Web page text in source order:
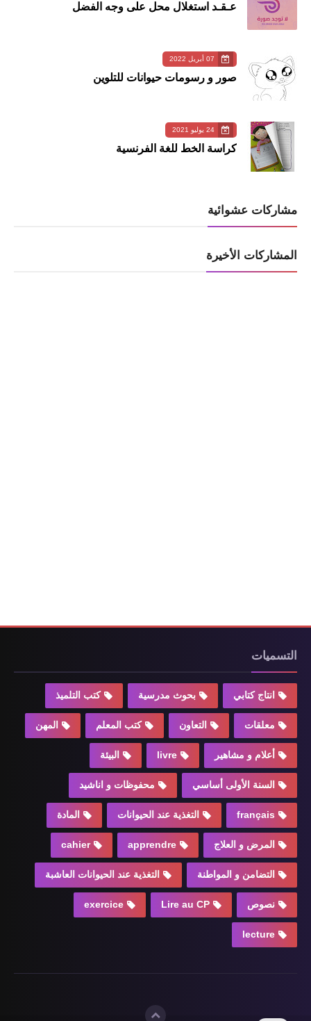
عـقـد استغلال محل على وجه الفضل
07 أبريل 2022
صور و رسومات حيوانات للتلوين
24 يوليو 2021
كراسة الخط للغة الفرنسية
مشاركات عشوائية
المشاركات الأخيرة
التسميات
انتاج كتابي بحوث مدرسية كتب التلميذ
معلقات التعاون كتب المعلم المهن
أعلام و مشاهير livre البيئة
السنة الأولى أساسي محفوظات و اناشيد
français التغذية عند الحيوانات المادة
المرض و العلاج apprendre
cahier
التضامن و المواطنة التغذية عند الحيوانات العاشبة
نصوص Lire au CP
exercice
lecture